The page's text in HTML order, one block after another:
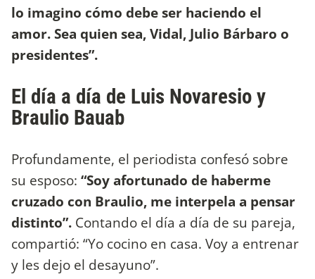
lo imagino cómo debe ser haciendo el
amor. Sea quien sea, Vidal, Julio Bárbaro o
presidentes”.
El día a día de Luis Novaresio y
Braulio Bauab
Profundamente, el periodista confesó sobre
su esposo: “Soy afortunado de haberme
cruzado con Braulio, me interpela a pensar
distinto”. Contando el día a día de su pareja,
compartió: “Yo cocino en casa. Voy a entrenar
y les dejo el desayuno”.